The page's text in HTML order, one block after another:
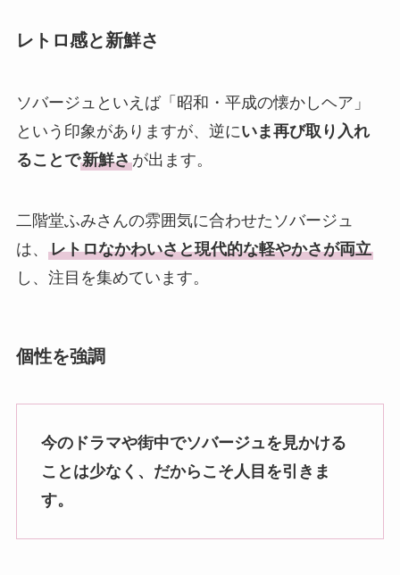
レトロ感と新鮮さ
ソバージュといえば「昭和・平成の懐かしヘア」
という印象がありますが、逆にいま再び取り入れ
ることで新鮮さが出ます。
二階堂ふみさんの雰囲気に合わせたソバージュ
は、 レトロなかわいさと現代的な軽やかさが両立
し、注目を集めています。
個性を強調
今のドラマや街中でソバージュを見かける
ことは少なく、だからこそ人目を引きま
す。